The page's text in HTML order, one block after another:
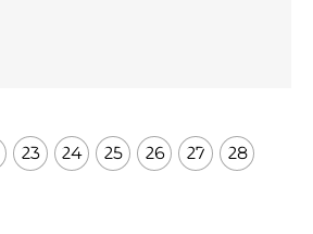
23 24 25 26 27
28